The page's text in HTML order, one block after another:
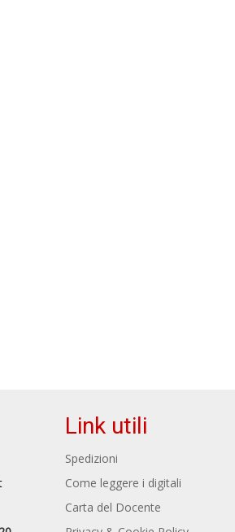
Link utili
Spedizioni
Come leggere i digitali
Carta del Docente